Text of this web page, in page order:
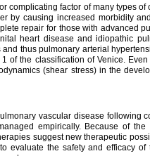
complicating factor of many types
by causing increased morbidity
repair for those with advanced
heart disease and idiopathic
thus pulmonary arterial
of the classification of Venice.
(shear stress) in the
vascular disease following
empirically. Because of
suggest new therapeutic
evaluate the safety and efficacy